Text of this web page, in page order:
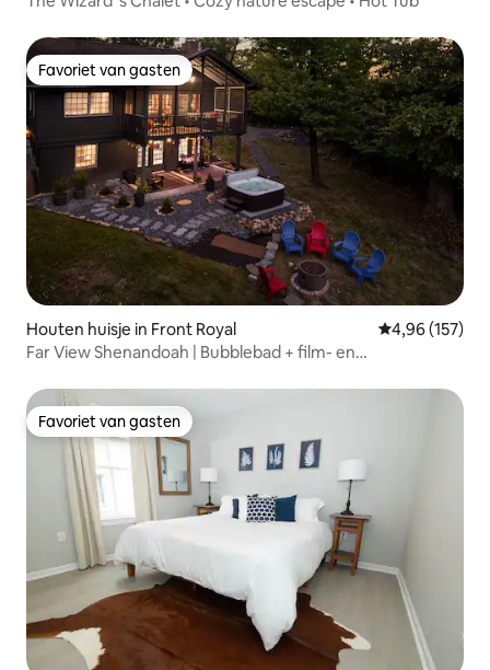
Favoriet van gasten
Favoriet van gasten
Houten huisje in Front Royal Gemiddelde
4,96 (157)
Far View Shenandoah | Bubblebad + film- en
Favoriet van gasten
Favoriet van gasten